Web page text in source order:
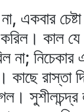
একবার
কাল যে
নিচেকার
রাস্তা